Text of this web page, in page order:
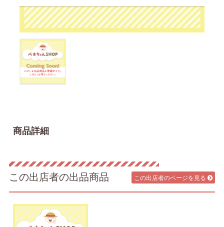
商品詳細
この出店者の出品商品 この出店者のページを見る